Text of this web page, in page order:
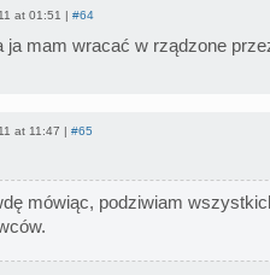
at 01:51 | #64
ja mam wracać w rządzone
at 11:47 | #65
mówiąc, podziwiam